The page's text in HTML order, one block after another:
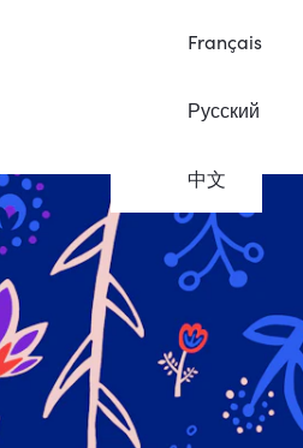
Français
Русский
中文